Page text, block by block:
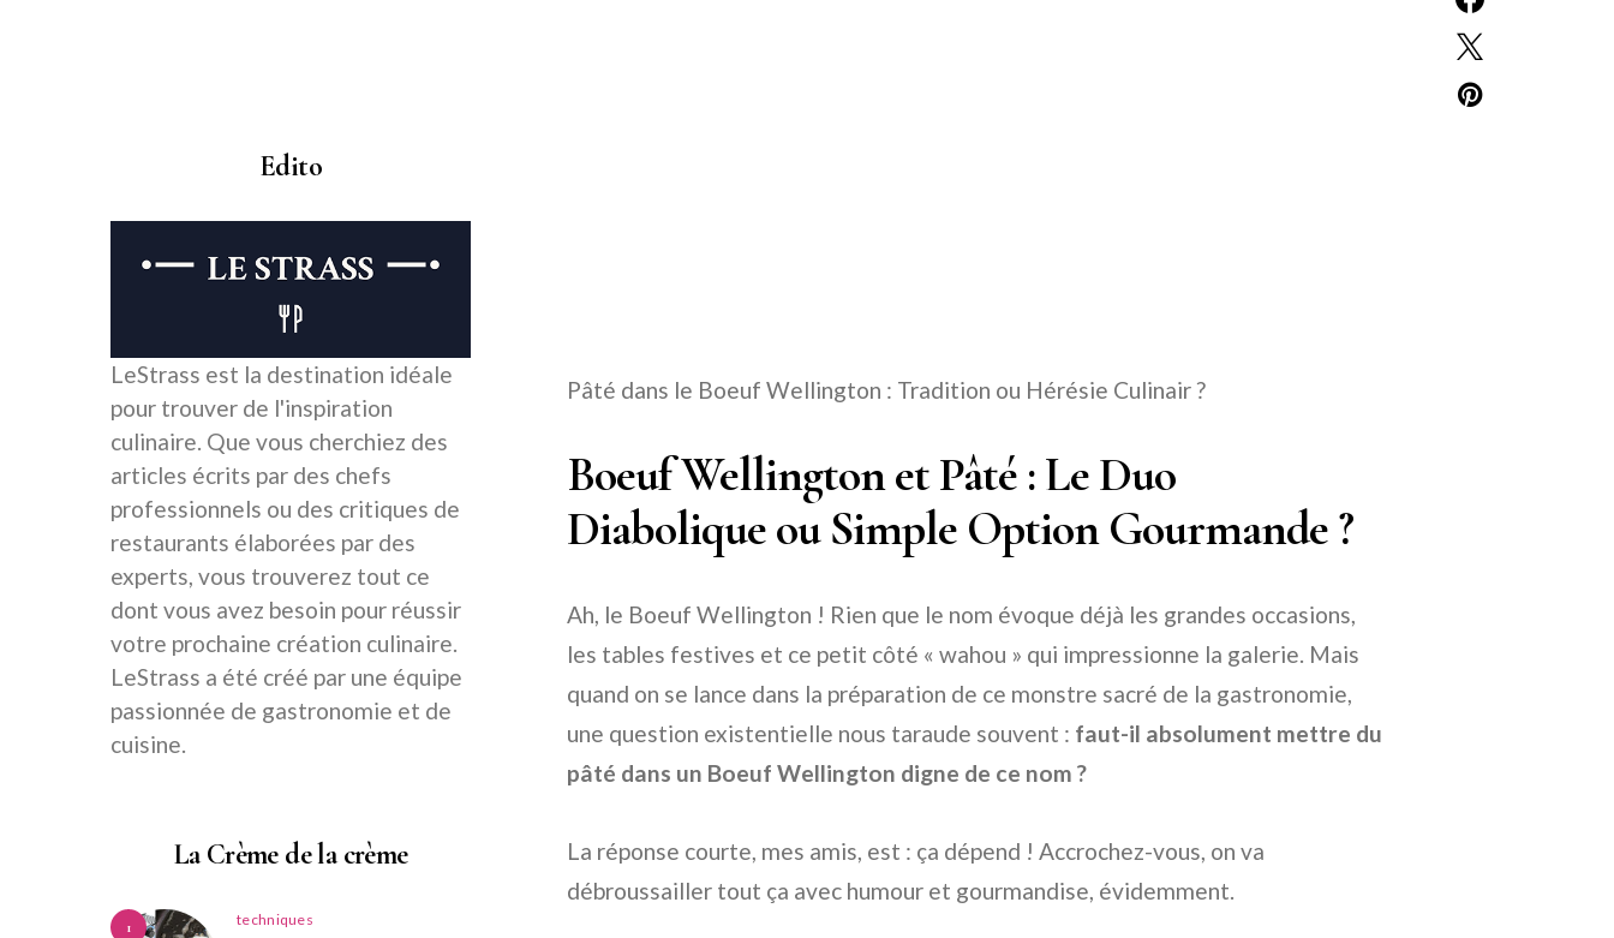
Pâté dans le Boeuf Wellington : Tradition ou Hérésie Culinair ?
Boeuf Wellington et Pâté : Le Duo
Diabolique ou Simple Option Gourmande ?
Ah, le Boeuf Wellington ! Rien que le nom évoque déjà les grandes occasions,
les tables festives et ce petit côté « wahou » qui impressionne la galerie. Mais
quand on se lance dans la préparation de ce monstre sacré de la gastronomie,
une question existentielle nous taraude souvent : faut-il absolument mettre du
pâté dans un Boeuf Wellington digne de ce nom ?
La réponse courte, mes amis, est : ça dépend ! Accrochez-vous, on va
débroussailler tout ça avec humour et gourmandise, évidemment.
Edito
LeStrass est la destination idéale
pour trouver de l'inspiration
culinaire. Que vous cherchiez des
articles écrits par des chefs
professionnels ou des critiques de
restaurants élaborées par des
experts, vous trouverez tout ce
dont vous avez besoin pour réussir
votre prochaine création culinaire.
LeStrass a été créé par une équipe
passionnée de gastronomie et de
cuisine.
La Crème de la crème
1 techniques